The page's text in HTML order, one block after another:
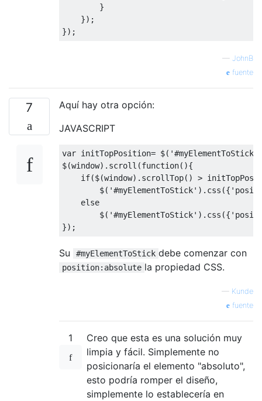
}
});
});
— JohnB
fuente
7
Aquí hay otra opción:
JAVASCRIPT
var initTopPosition= $( '#myElementToStick'
$(window). scroll (function(){
if($(window). scrollTop() >
        $
( '#myElementToStick' ). css ({
else
        $
( '#myElementToStick' ). css ({
});
Su #myElementToStick debe comenzar con
position:absolute la propiedad CSS.
— Kunde
fuente
1
Creo que esta es una solución muy
limpia y fácil. Simplemente no
posicionaría el elemento "absoluto",
esto podría romper el diseño,
simplemente lo establecería en